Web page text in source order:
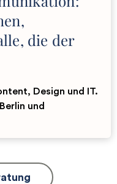
die der
Design und IT.
und